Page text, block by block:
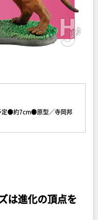
●約7cm●原型／寺岡邦
は進化の頂点を